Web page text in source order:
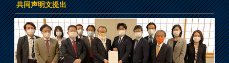
共同声明文提出